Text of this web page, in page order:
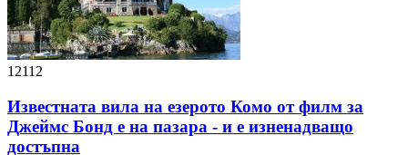
12112
Известната вила на езерото Комо от филм за
Джеймс Бонд е на пазара - и е изненадващо
достъпна